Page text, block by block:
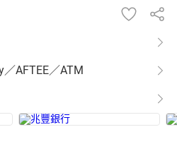
AFTEE／ATM